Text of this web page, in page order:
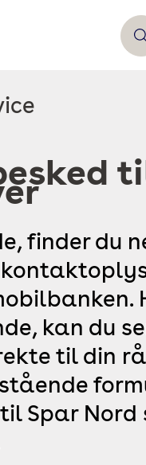
finder du
kan du
til din
Spar Nord